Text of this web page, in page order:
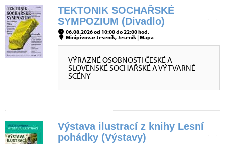
TEKTONIK SOCHAŘSKÉ
SYMPOZIUM (Divadlo)
06.08.2026 od 10:00 do 22:00 hod.
Minipivovar Jeseník, Jeseník |Mapa
VÝRAZNÉ OSOBNOSTI ČESKÉ A
SLOVENSKÉ SOCHAŘSKÉ A VÝTVARNÉ
SCÉNY
Výstava ilustrací z knihy Lesní
pohádky (Výstavy)